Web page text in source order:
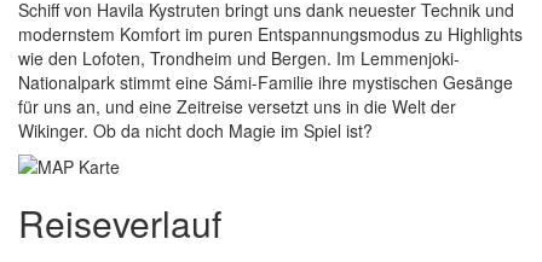
Schiff von Havila Kystruten bringt uns dank neuester Technik und
modernstem Komfort im puren Entspannungsmodus zu Highlights
wie den Lofoten, Trondheim und Bergen. Im Lemmenjoki-
Nationalpark stimmt eine Sámi-Familie ihre mystischen Gesänge
für uns an, und eine Zeitreise versetzt uns in die Welt der
Wikinger. Ob da nicht doch Magie im Spiel ist?
Reiseverlauf